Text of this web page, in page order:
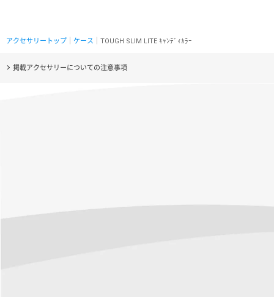
アクセサリートップ ケース ｜TOUGH SLIM LITE ｷｬﾝﾃﾞｨｶﾗｰ
掲載アクセサリーについての注意事項